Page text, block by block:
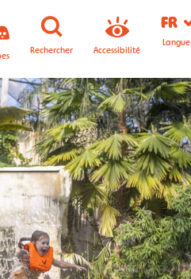
Rechercher Accessibilité
FR
Langue